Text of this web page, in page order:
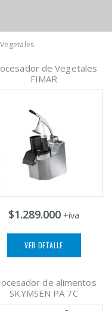
de Vegetales
FIMAR
$1.289.000 +iva
VER DETALLE
de alimentos
SKYMSEN PA 7C